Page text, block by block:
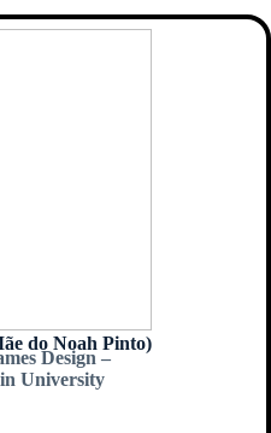
do Noah Pinto)
Design –
University